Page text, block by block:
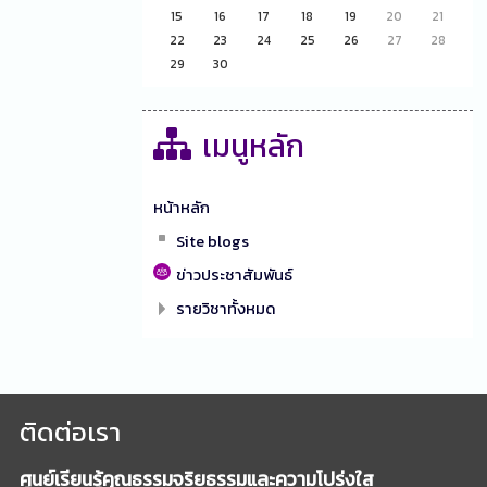
15
16 17 18 19 20
21
22
23 24 25 26 27
28
29
30
เมนูหลัก
หน้าหลัก
Site blogs
ข่าวประชาสัมพันธ์
รายวิชาทั้งหมด
ติดต่อเรา
ศูนย์เรียนรู้คุณธรรมจริยธรรมและความโปร่งใส